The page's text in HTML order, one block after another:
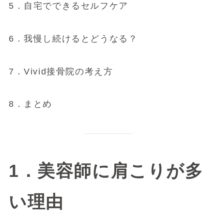
5．自宅でできるセルフケア
6．我慢し続けるとどうなる？
7．Vivid接骨院の考え方
8．まとめ
1．美容師に肩こりが多
い理由